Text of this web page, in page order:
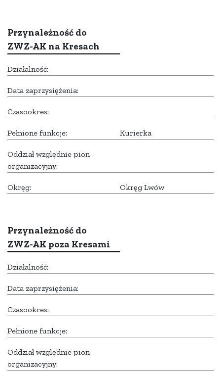
Przynależność do
ZWZ-AK na Kresach
Działalność:
Data zaprzysiężenia:
Czasookres:
Pełnione funkcje: Kurierka
Oddział względnie pion
organizacyjny:
Okręg: Okręg Lwów
Przynależność do
ZWZ-AK poza Kresami
Działalność:
Data zaprzysiężenia:
Czasookres:
Pełnione funkcje:
Oddział względnie pion
organizacyjny: